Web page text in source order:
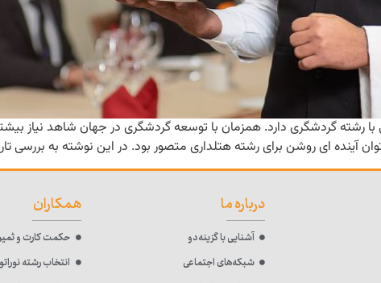
رشته گردشگری دارد. همزمان با توسعه گردشگری در جهان شاهد نیاز
آینده ای روشن برای رشته هتلداری متصور بود. در این نوشته به بررسی
درباره ما
آشنایی با گزینه‌دو
شبکه‌های اجتماعی
همکاران
حکمت کارت و
انتخاب رشته نوراتو